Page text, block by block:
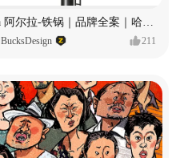
BucksDesign 211